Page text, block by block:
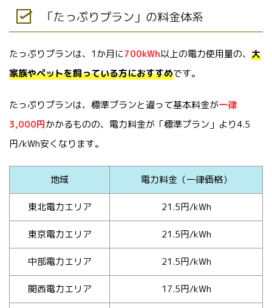
「たっぷりプラン」の料金体系
たっぷりプランは、1か月に700kWh以上の電力使用量の、 大
家族やペットを飼っている方におすすめです。
たっぷりプランは、標準プランと違って基本料金が一律
3,000円かかるものの、電力料金が「標準プラン」より4.5
円/kWh安くなります。
地域 電力料金（一律価格）
東北電力エリア 21.5円/kWh
東京電力エリア 21.5円/kWh
中部電力エリア 21.5円/kWh
関西電力エリア 17.5円/kWh